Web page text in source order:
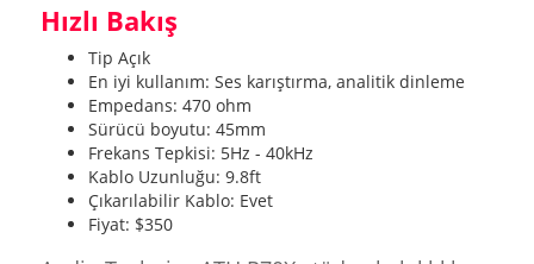
Hızlı Bakış
Tip Açık
En iyi kullanım: Ses karıştırma, analitik dinleme
Empedans: 470 ohm
Sürücü boyutu: 45mm
Frekans Tepkisi: 5Hz - 40kHz
Kablo Uzunluğu: 9.8ft
Çıkarılabilir Kablo: Evet
Fiyat: $350